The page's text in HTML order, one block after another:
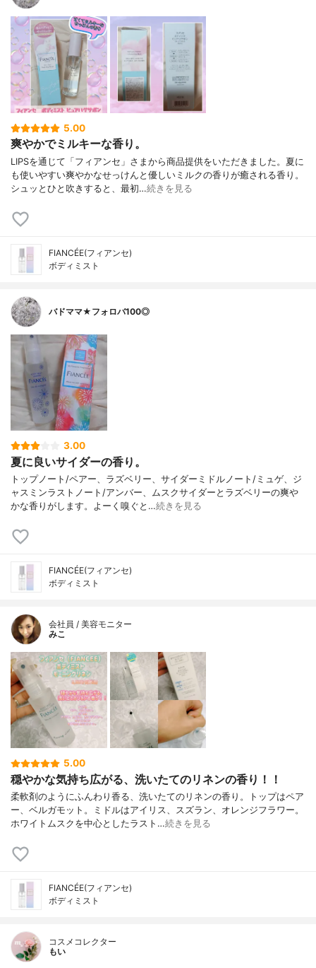
5.00
爽やかでミルキーな香り。
LIPSを通じて「フィアンセ」さまから商品提供をいただきました。夏に
も使いやすい爽やかなせっけんと優しいミルクの香りが癒される香り。
シュッとひと吹きすると、最初…続きを見る
FIANCÉE(フィアンセ)
ボディミスト
バドママ★フォロバ100◎
3.00
夏に良いサイダーの香り。
トップノート/ペアー、ラズベリー、サイダーミドルノート/ミュゲ、ジ
ャスミンラストノート/アンバー、ムスクサイダーとラズベリーの爽や
かな香りがします。よーく嗅ぐと…続きを見る
FIANCÉE(フィアンセ)
ボディミスト
会社員 / 美容モニター
みこ
5.00
穏やかな気持ち広がる、洗いたてのリネンの香り！！
柔軟剤のようにふんわり香る、洗いたてのリネンの香り。トップはペア
ー、ベルガモット。ミドルはアイリス、スズラン、オレンジフラワー。
ホワイトムスクを中心としたラスト…続きを見る
FIANCÉE(フィアンセ)
ボディミスト
コスメコレクター
もい